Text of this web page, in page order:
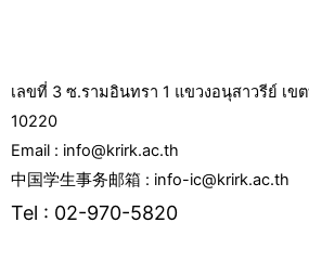
เลขที่ 3 ซ.รามอินทรา 1 แขวงอนุสาวรีย์ เข
10220
Email : info@krirk.ac.th
中国学生事务邮箱 : info-ic@krirk.ac.th
Tel : 02-970-5820